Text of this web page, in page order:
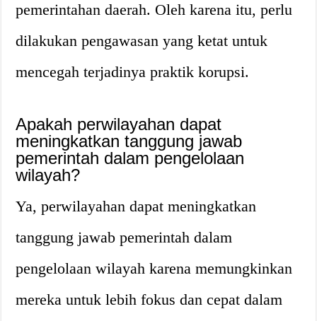
pemerintahan daerah. Oleh karena itu, perlu
dilakukan pengawasan yang ketat untuk
mencegah terjadinya praktik korupsi.
Apakah perwilayahan dapat
meningkatkan tanggung jawab
pemerintah dalam pengelolaan
wilayah?
Ya, perwilayahan dapat meningkatkan
tanggung jawab pemerintah dalam
pengelolaan wilayah karena memungkinkan
mereka untuk lebih fokus dan cepat dalam